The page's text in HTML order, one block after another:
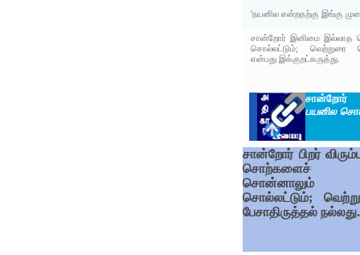
'நயனில என்றதற்கு இங்கு
சான்றோர் இனிமை
சொல்லட்டும்; வெற்றுரை
என்பது இக்குறட்கருத்து.
சான்றோர்
பயனில
சான்றோர் பிறர்
சொற்களைச்
சொன்னாலும்
சொல்லட்டும்;
பேசாதிருத்தல் நல்லது.